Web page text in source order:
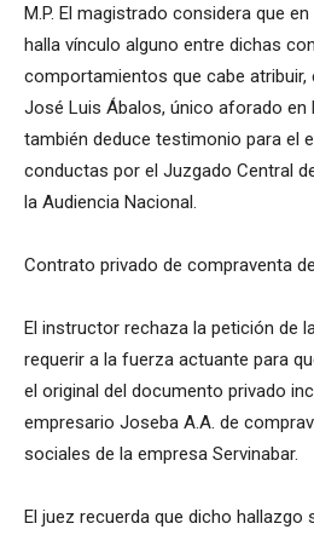
M.P. El magistrado considera que
halla vínculo alguno entre dichas
comportamientos que cabe
José Luis Ábalos, único aforado en
también deduce testimonio para el
conductas por el Juzgado Central
la Audiencia Nacional.
Contrato privado de compraventa
El instructor rechaza la petición de
requerir a la fuerza actuante para
el original del documento privado
empresario Joseba A.A. de
sociales de la empresa Servinabar.
El juez recuerda que dicho hallazgo